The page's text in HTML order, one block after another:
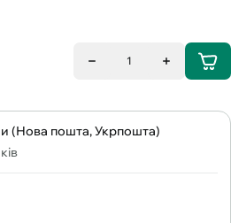
1
(Нова пошта, Укрпошта)